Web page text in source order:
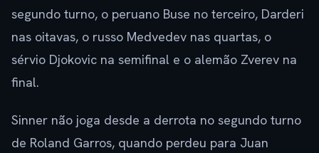
segundo turno, o peruano Buse no terceiro, Darderi
nas oitavas, o russo Medvedev nas quartas, o
sérvio Djokovic na semifinal e o alemão Zverev na
final.
Sinner não joga desde a derrota no segundo turno
de Roland Garros, quando perdeu para Juan